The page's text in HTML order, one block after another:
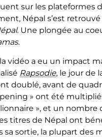
sur les plateformes
Népal s’est
. Une plongée au
vidéo a eu un impact
Rapsodie, le jour de
doublé, avant de
» ont été
», et un nombre
titres de Népal ont
sa sortie, la plupart des